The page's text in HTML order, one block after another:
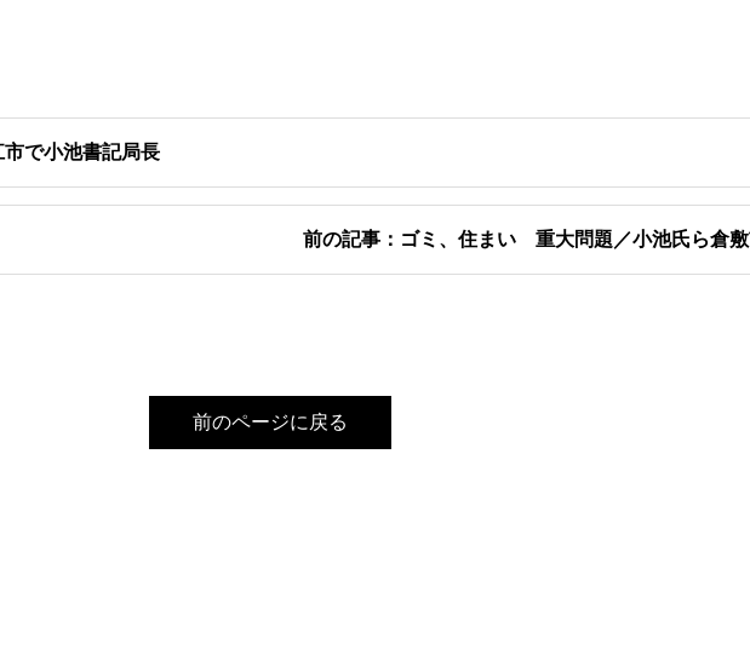
で小池書記局長
前の記事：ゴミ、住まい 重大問題／小池氏ら倉
前のページに戻る